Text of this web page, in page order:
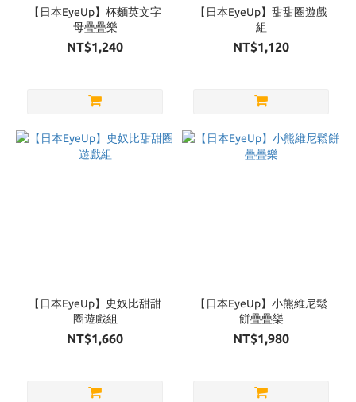
【日本EyeUp】杯麵英文字
母疊疊樂
NT$1,240
【日本EyeUp】甜甜圈遊戲
組
NT$1,120
【日本EyeUp】史奴比甜甜
圈遊戲組
NT$1,660
【日本EyeUp】小熊維尼鬆
餅疊疊樂
NT$1,980